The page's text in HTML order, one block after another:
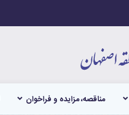
مناقصه، مزایده و فراخوان